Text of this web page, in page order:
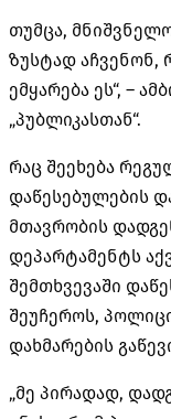
თუმცა,
ზუსტად აჩვენონ,
ემყარება ეს“, –
„პუბლიკასთან“.
რაც შეეხება
დაწესებულების
მთავრობის
დეპარტამენტს
შემთხვევაში
შეუჩეროს,
დახმარების
„მე პირადად,